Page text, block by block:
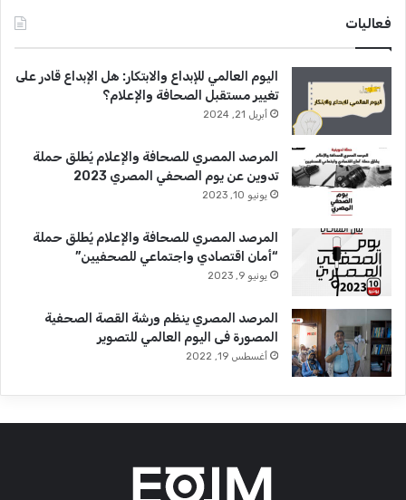
فعاليات
اليوم العالمي للإبداع والابتكار: هل الإبداع قادر على
تغيير مستقبل الصحافة والإعلام؟
أبريل 21, 2024
المرصد المصري للصحافة والإعلام يُطلق حملة
تدوين عن يوم الصحفي المصري 2023
يونيو 10, 2023
المرصد المصري للصحافة والإعلام يُطلق حملة
“أمان اقتصادي واجتماعي للصحفيين”
يونيو 9, 2023
المرصد المصري ينظم ورشة القصة الصحفية
المصورة فى اليوم العالمي للتصوير
أغسطس 19, 2022